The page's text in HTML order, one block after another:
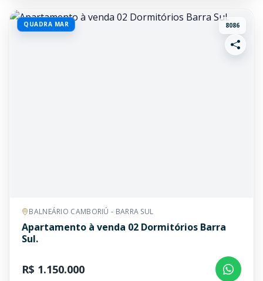
QUADRA MAR 8086
BALNEÁRIO CAMBORIÚ - BARRA SUL
Apartamento à venda 02 Dormitórios Barra
Sul.
R$ 1.150.000